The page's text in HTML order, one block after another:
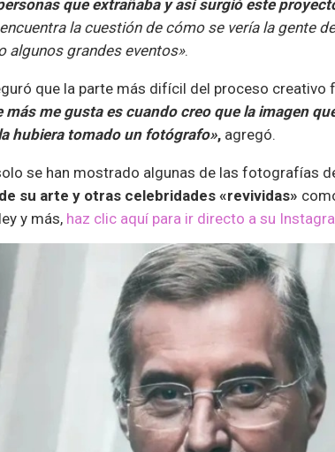
que extrañaba y así surgió este
la cuestión de cómo se vería la gente
algunos grandes eventos».
que la parte más difícil del proceso creativo
más me gusta es cuando creo que la imagen
hubiera tomado un fotógrafo», agregó.
se han mostrado algunas de las fotografías
su arte y otras celebridades «revividas»
y más, haz clic aquí para ir directo a su